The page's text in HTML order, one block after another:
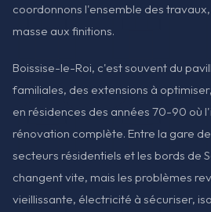
coordonnons l'ensemble des
masse aux finitions.
Boissise-le-Roi, c'est souvent du
familiales, des extensions à
en résidences des années 70-90 où
rénovation complète. Entre la gare
secteurs résidentiels et les bords de
changent vite, mais les problèmes
vieillissante, électricité à sécuriser,